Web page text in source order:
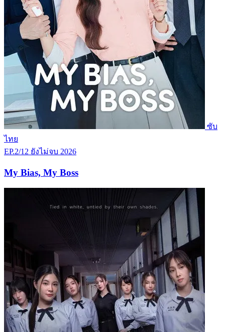
ซับ
ไทย
EP.2/12 ยังไม่จบ 2026
My Bias, My Boss